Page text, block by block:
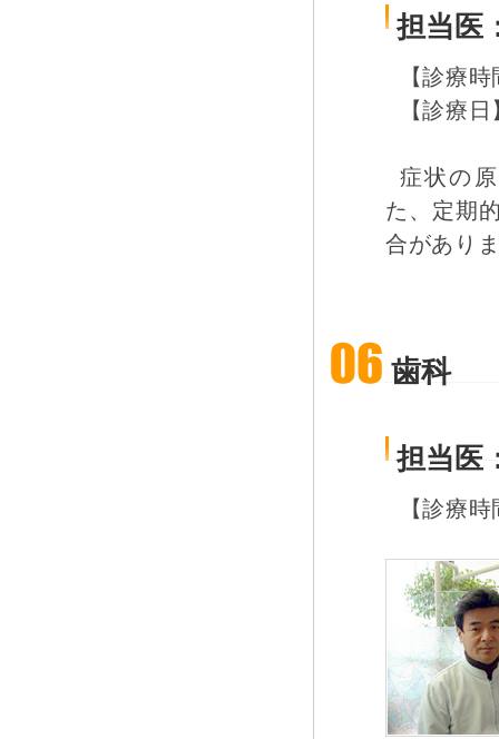
担当医
【診療
【診療
症状の
た、定期
合があり
歯科
担当医
【診療